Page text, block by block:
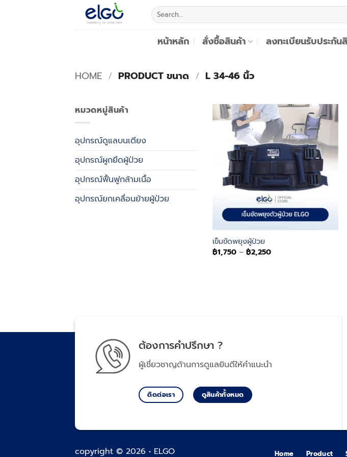
Search
for:
หน้าหลัก สั่งซื้อสินค้า ลงทะเบียนรับประกัน
HOME / PRODUCT ขนาด / L 34-46 นิ้ว
หมวดหมู่สินค้า
อุปกรณ์ดูแลบนเตียง
อุปกรณ์ผูกยึดผู้ป่วย
อุปกรณ์ฟื้นฟูกล้ามเนื้อ
อุปกรณ์ยกเคลื่อนย้ายผู้ป่วย
เข็มขัดพยุงผู้ป่วย
฿1,750 – ฿2,250Price
ต้องการคำปรึกษา ?
ผู้เชี่ยวชาญด้านการดูแลยินดีให้คำแนะนำ
ติดต่อเรา ดูสินค้าทั้งหมด
copyright © 2026 • ELGO Home Product